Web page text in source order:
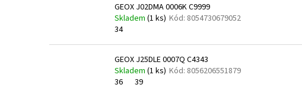
GEOX J02DMA 0006K C9999
Skladem (1 ks) Kód: 8054730679052
34
GEOX J25DLE 0007Q C4343
Skladem (1 ks) Kód: 8056206551879
36
39